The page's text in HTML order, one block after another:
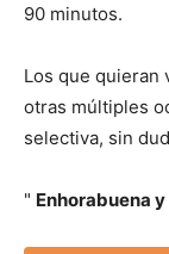
90 minutos.
Los que quieran
otras múltiples
selectiva, sin
" Enhorabuena